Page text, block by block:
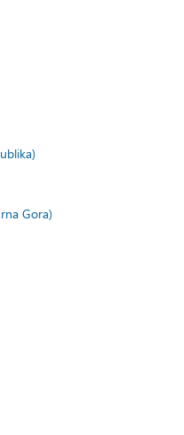
Gora)